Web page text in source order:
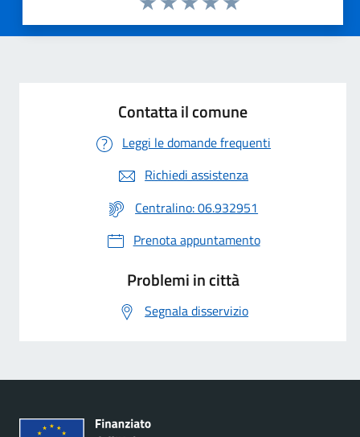
Valuta 5 stelle su 5
Valuta 4 stelle su 5
Valuta 3 stelle su 5
Valuta 2 stelle su 5
Valuta 1 stelle su 5
Contatta il comune
Leggi le domande frequenti
Richiedi assistenza
Centralino: 06.932951
Prenota appuntamento
Problemi in città
Segnala disservizio